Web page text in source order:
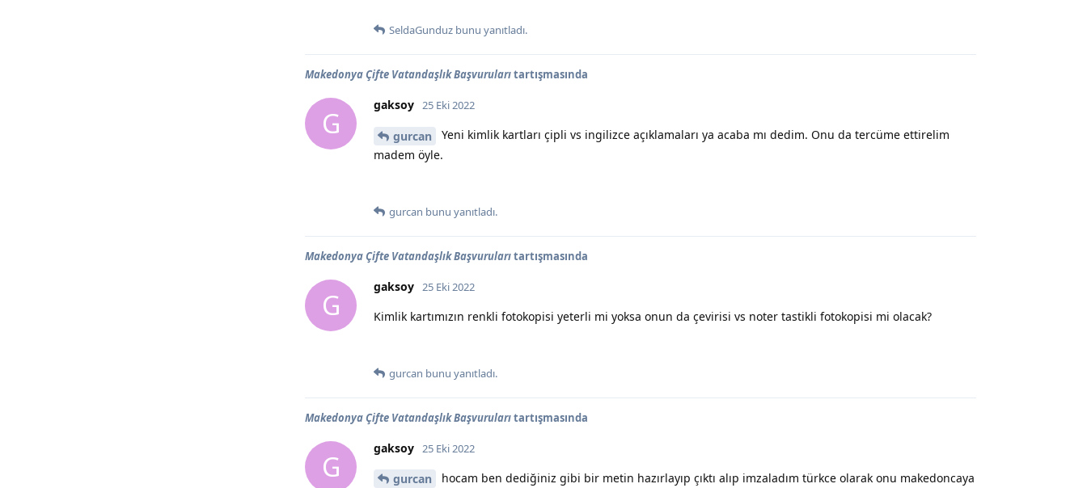
SeldaGunduz bunu yanıtladı.
Makedonya Çifte Vatandaşlık Başvurularıtartışmasında
G
gaksoy 25 Eki 2022
gurcan
Yeni kimlik kartları çipli vs ingilizce açıklamaları ya acaba mı dedim. Onu da tercüme ettirelim
madem öyle.
gurcan bunu yanıtladı.
Makedonya Çifte Vatandaşlık Başvurularıtartışmasında
G
gaksoy 25 Eki 2022
Kimlik kartımızın renkli fotokopisi yeterli mi yoksa onun da çevirisi vs noter tastikli fotokopisi mi olacak?
gurcan bunu yanıtladı.
Makedonya Çifte Vatandaşlık Başvurularıtartışmasında
G
gaksoy 25 Eki 2022
gurcan
hocam ben dediğiniz gibi bir metin hazırlayıp çıktı alıp imzaladım türkce olarak onu makedoncaya